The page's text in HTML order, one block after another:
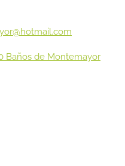
Baños de Montemayor